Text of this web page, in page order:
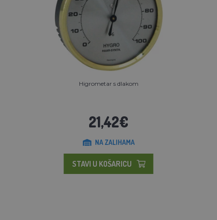
Higrometar s dlakom
21,42€
NA ZALIHAMA
STAVI U KOŠARICU